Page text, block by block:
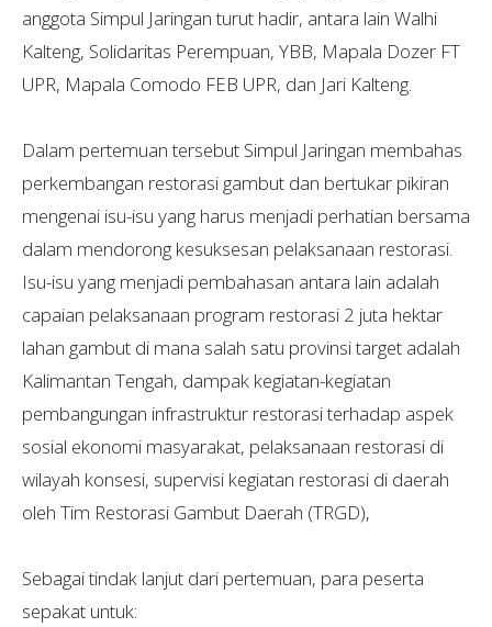
anggota Simpul Jaringan turut hadir, antara lain Walhi
Kalteng, Solidaritas Perempuan, YBB, Mapala Dozer FT
UPR, Mapala Comodo FEB UPR, dan Jari Kalteng.
Dalam pertemuan tersebut Simpul Jaringan membahas
perkembangan restorasi gambut dan bertukar pikiran
mengenai isu-isu yang harus menjadi perhatian bersama
dalam mendorong kesuksesan pelaksanaan restorasi.
Isu-isu yang menjadi pembahasan antara lain adalah
capaian pelaksanaan program restorasi 2 juta hektar
lahan gambut di mana salah satu provinsi target adalah
Kalimantan Tengah, dampak kegiatan-kegiatan
pembangungan infrastruktur restorasi terhadap aspek
sosial ekonomi masyarakat, pelaksanaan restorasi di
wilayah konsesi, supervisi kegiatan restorasi di daerah
oleh Tim Restorasi Gambut Daerah (TRGD),
Sebagai tindak lanjut dari pertemuan, para peserta
sepakat untuk: